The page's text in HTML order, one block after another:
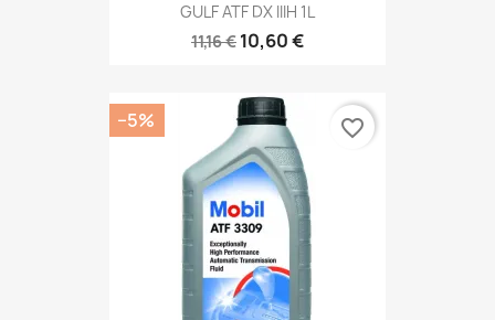
GULF ATF DX IIIH 1L
11,16 € 10,60 €
−5% favorite_border